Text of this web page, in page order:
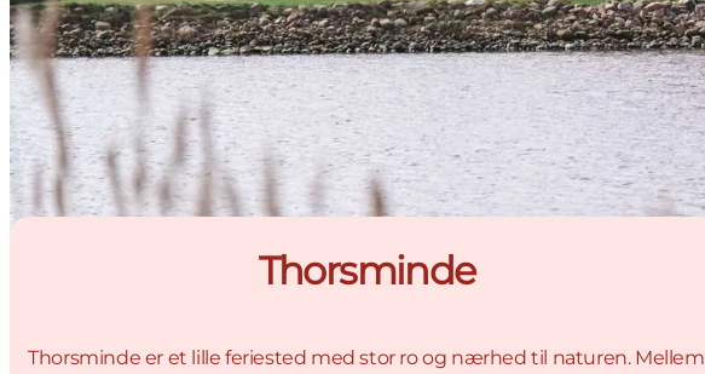
Thorsminde
Thorsminde er et lille feriested med stor ro og nærhed til naturen. Mellem